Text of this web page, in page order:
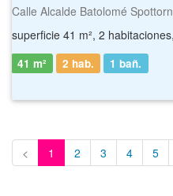
Calle Alcalde Batolomé
superficie 41 m², 2
41 m² 2 hab. 1 bañ.
< 1 2 3 4 5